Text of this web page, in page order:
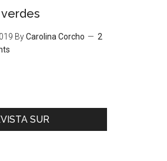
ByCarolina Corcho
2
SUR